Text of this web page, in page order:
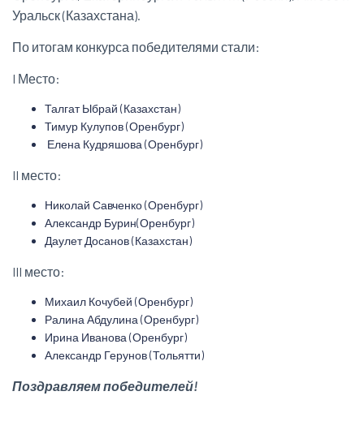
Уральск (Казахстана).
По итогам конкурса победителями стали:
I Место:
Талгат Ыбрай (Казахстан)
Тимур Кулупов (Оренбург)
Елена Кудряшова (Оренбург)
II место:
Николай Савченко (Оренбург)
Александр Бурин(Оренбург)
Даулет Досанов (Казахстан)
III место:
Михаил Кочубей (Оренбург)
Ралина Абдулина (Оренбург)
Ирина Иванова (Оренбург)
Александр Герунов (Тольятти)
Поздравляем победителей!